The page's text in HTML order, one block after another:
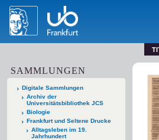
SAMMLUNGEN
Digitale Sammlungen
Archiv der
Universitätsbibliothek JCS
Biologie
Frankfurt und Seltene Drucke
Alltagsleben im 19.
Jahrhundert